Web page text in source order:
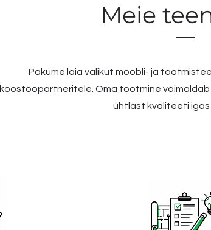
Meie
Pakume laia valikut mööbli- ja
koostööpartneritele. Oma tootmine võimaldab
ühtlast kvaliteeti